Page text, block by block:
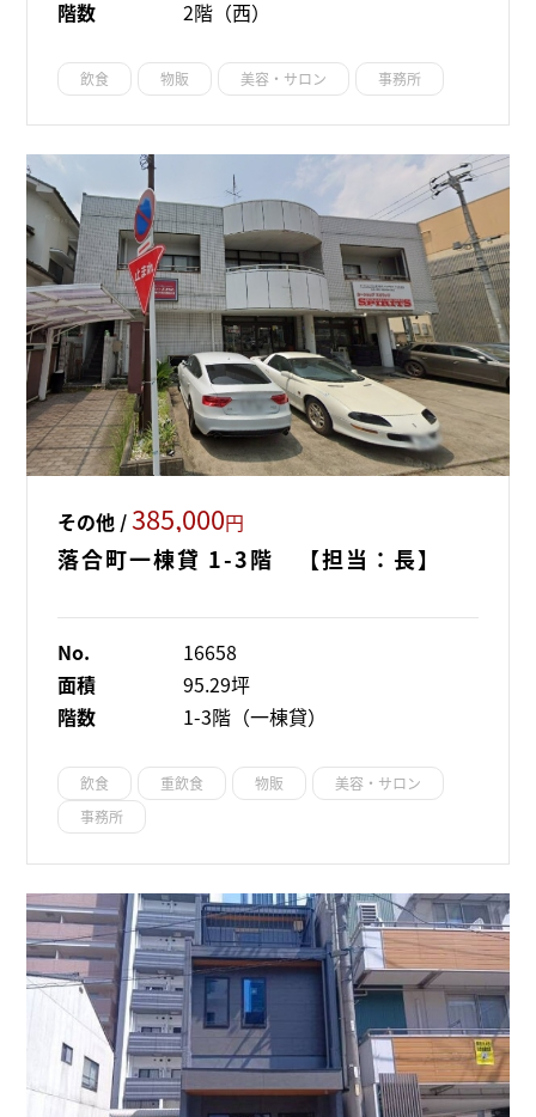
階数 2階（西）
飲食 物販 美容・サロン 事務所
その他 /385,000円
落合町一棟貸 1-3階 【担当：長】
No.
16658
面積
95.29坪
階数
1-3階（一棟貸）
飲食 重飲食 物販
美容・サロン
事務所